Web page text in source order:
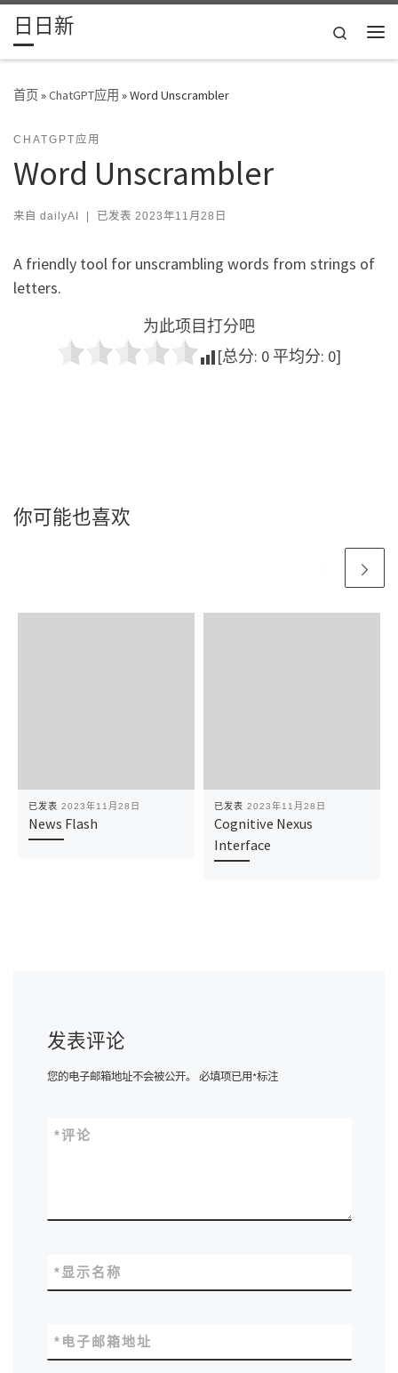
Skip to content
日日新
Search
首页»ChatGPT应用 »Word Unscrambler
CHATGPT应用
Word Unscrambler
来自 dailyAI | 已发表 2023年11月28日
A friendly tool for unscrambling words from strings of
letters.
为此项目打分吧
[总分: 0 平均分: 0]
你可能也喜欢
已发表 2023年11月28日
News Flash
已发表 2023年11月28日
Cognitive Nexus
Interface
发表评论
您的电子邮箱地址不会被公开。 必填项已用*标注
评论
*
显示名称
*
电子邮箱地址
*